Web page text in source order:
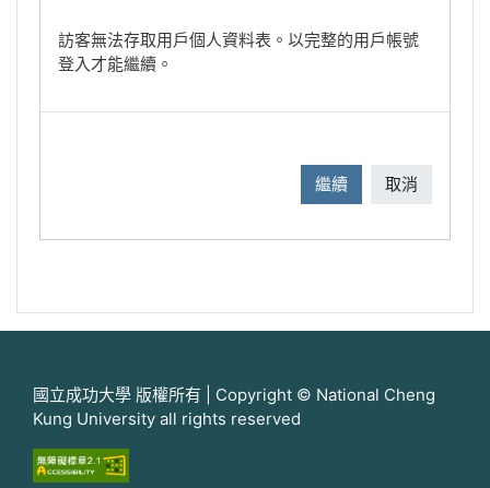
訪客無法存取用戶個人資料表。以完整的用戶帳號
登入才能繼續。
繼續 取消
國立成功大學 版權所有 | Copyright © National Cheng
Kung University all rights reserved